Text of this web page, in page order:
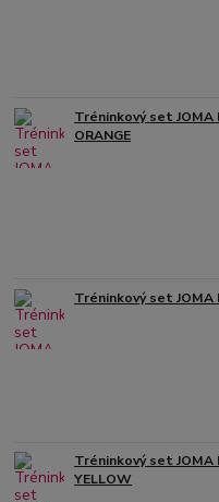
Tréninkový set JOMA
ORANGE
Tréninkový set JOMA
Tréninkový set JOMA
YELLOW